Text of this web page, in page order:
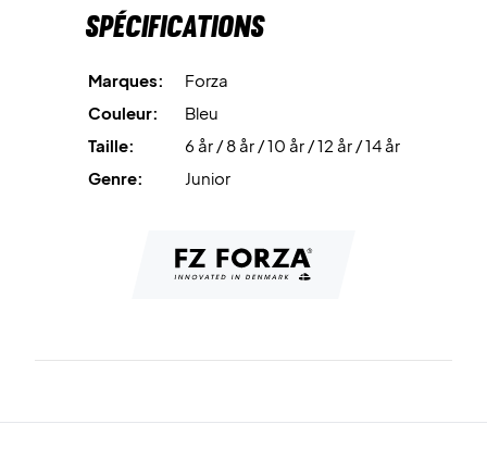
Spécifications
Marques:
Forza
Couleur:
Bleu
Taille:
6 år / 8 år / 10 år / 12 år / 14 år
Genre:
Junior